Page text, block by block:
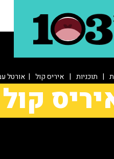
| תוכניות | איריס קול | אורטל
קול